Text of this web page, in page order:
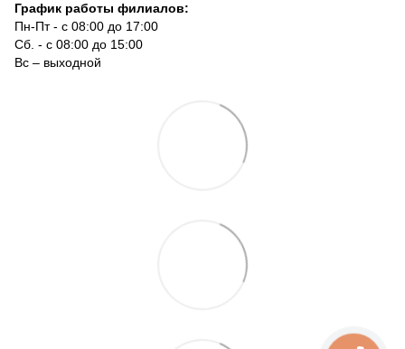
График работы филиалов:
Пн-Пт - с 08:00 до 17:00
Сб. - с 08:00 до 15:00
Вс – выходной